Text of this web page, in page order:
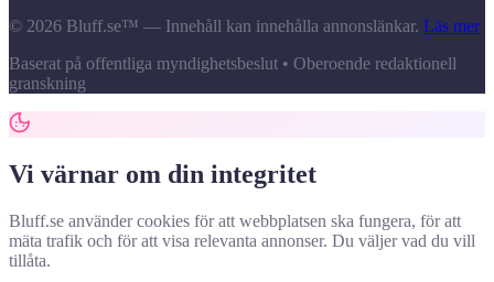
© 2026 Bluff.se™ — Innehåll kan innehålla annonslänkar. Läs mer
Baserat på offentliga myndighetsbeslut • Oberoende redaktionell
granskning
Vi värnar om din integritet
Bluff.se använder cookies för att webbplatsen ska fungera, för att
mäta trafik och för att visa relevanta annonser. Du väljer vad du vill
tillåta.